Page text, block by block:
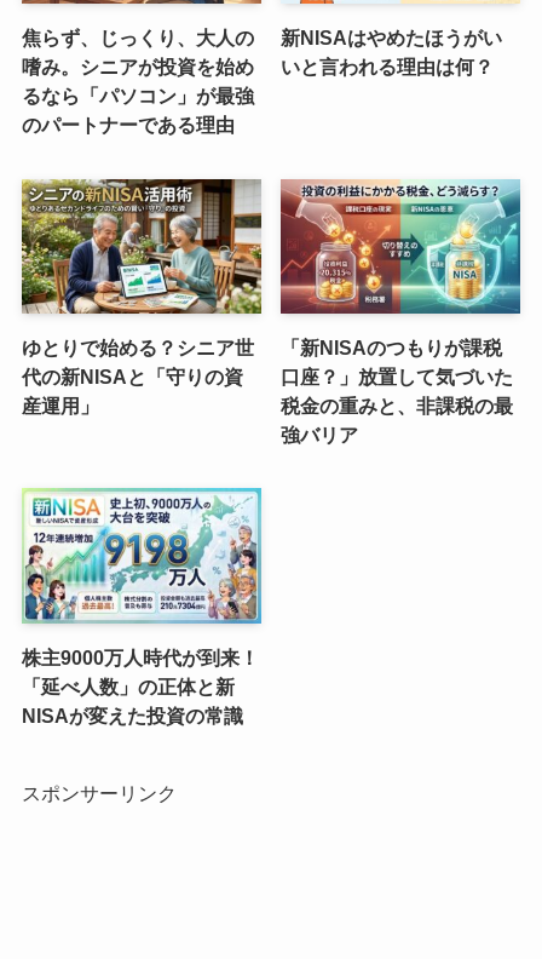
焦らず、じっくり、大人の
嗜み。シニアが投資を始め
るなら「パソコン」が最強
のパートナーである理由
新NISAはやめたほうがい
いと言われる理由は何？
ゆとりで始める？シニア世
代の新NISAと「守りの資
産運用」
「新NISAのつもりが課税
口座？」放置して気づいた
税金の重みと、非課税の最
強バリア
株主9000万人時代が到来！
「延べ人数」の正体と新
NISAが変えた投資の常識
スポンサーリンク